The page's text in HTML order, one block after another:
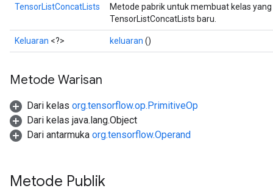
TensorListConcatLists
Metode pabrik untuk membuat kelas
TensorListConcatLists baru.
Keluaran <?> keluaran ()
Metode Warisan
Dari kelas org.tensorflow.op.PrimitiveOp
Dari kelas java.lang.Object
Dari antarmuka org.tensorflow.Operand
Metode Publik